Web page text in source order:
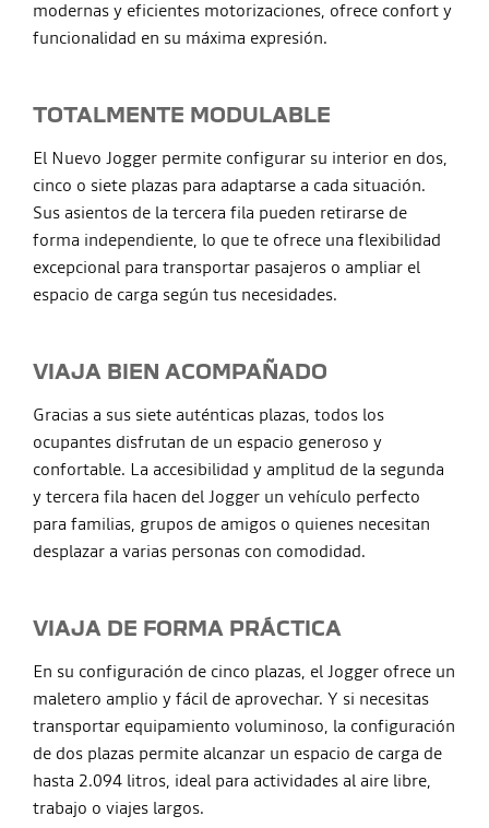
modernas y eficientes motorizaciones, ofrece confort y
funcionalidad en su máxima expresión.
TOTALMENTE MODULABLE
El Nuevo Jogger permite configurar su interior en dos,
cinco o siete plazas para adaptarse a cada situación.
Sus asientos de la tercera fila pueden retirarse de
forma independiente, lo que te ofrece una flexibilidad
excepcional para transportar pasajeros o ampliar el
espacio de carga según tus necesidades.
VIAJA BIEN ACOMPAÑADO
Gracias a sus siete auténticas plazas, todos los
ocupantes disfrutan de un espacio generoso y
confortable. La accesibilidad y amplitud de la segunda
y tercera fila hacen del Jogger un vehículo perfecto
para familias, grupos de amigos o quienes necesitan
desplazar a varias personas con comodidad.
VIAJA DE FORMA PRÁCTICA
En su configuración de cinco plazas, el Jogger ofrece un
maletero amplio y fácil de aprovechar. Y si necesitas
transportar equipamiento voluminoso, la configuración
de dos plazas permite alcanzar un espacio de carga de
hasta 2.094 litros, ideal para actividades al aire libre,
trabajo o viajes largos.